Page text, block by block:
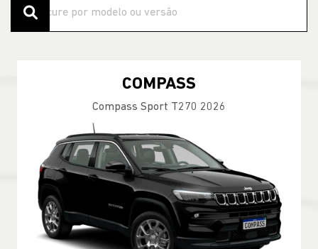
COMPASS
Compass Sport T270 2026